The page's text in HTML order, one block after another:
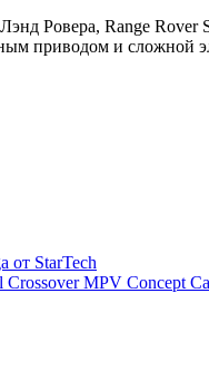
Ровера, Range
приводом и сложной
от StarTech
Crossover MPV Concept